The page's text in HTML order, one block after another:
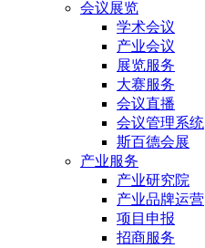
会议展览
学术会议
产业会议
展览服务
大赛服务
会议直播
会议管理系统
斯百德会展
产业服务
产业研究院
产业品牌运营
项目申报
招商服务